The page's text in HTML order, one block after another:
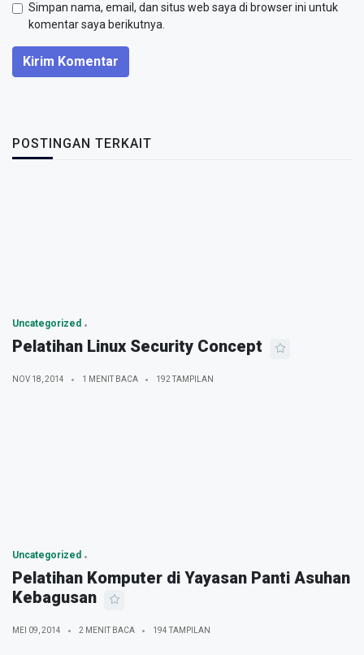
Simpan nama, email, dan situs web saya di browser ini untuk
komentar saya berikutnya.
Kirim Komentar
POSTINGAN TERKAIT
Uncategorized
Pelatihan Linux Security Concept
NOV 18, 2014 1 MENIT BACA 192 TAMPILAN
Uncategorized
Pelatihan Komputer di Yayasan Panti Asuhan
Kebagusan
MEI 09, 2014 2 MENIT BACA 194 TAMPILAN